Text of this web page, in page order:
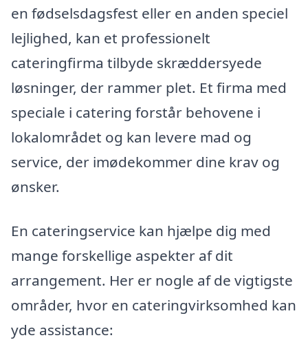
en fødselsdagsfest eller en anden speciel
lejlighed, kan et professionelt
cateringfirma tilbyde skræddersyede
løsninger, der rammer plet. Et firma med
speciale i catering forstår behovene i
lokalområdet og kan levere mad og
service, der imødekommer dine krav og
ønsker.
En cateringservice kan hjælpe dig med
mange forskellige aspekter af dit
arrangement. Her er nogle af de vigtigste
områder, hvor en cateringvirksomhed kan
yde assistance: